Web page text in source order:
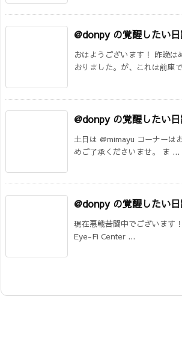
@donpy の覚醒したい日
おはようございます！ 昨晩は
おりました。が、これは前座
@donpy の覚醒したい日
土日は @mimayu コーナーは
めご了承くださいませ。 ま ...
@donpy の覚醒したい日
現在悪戦苦闘中でございます
Eye-Fi Center ...